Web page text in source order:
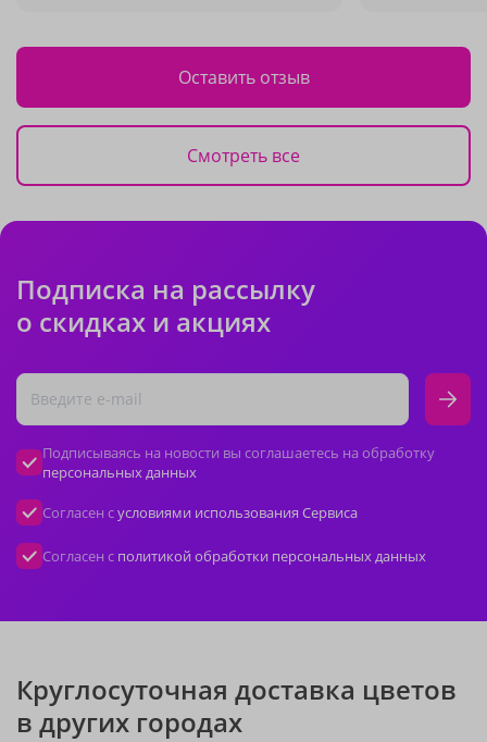
Оставить отзыв
Смотреть все
Подписка на рассылку
о скидках и акциях
Подписываясь на новости вы соглашаетесь на обработку
персональных данных
Согласен сусловиями использования Сервиса
Согласен с политикой обработки персональных данных
Круглосуточная доставка цветов
в других городах